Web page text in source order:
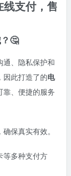
线支付，售
🤔
通、隐私保护和
因此打造了的电
靠、便捷的服务
保真实有效。
等多种支付方